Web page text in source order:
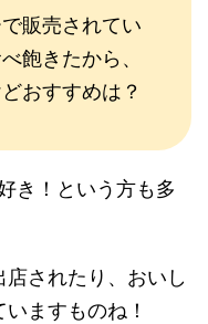
販売されてい
飽きたから、
おすすめは？
き！という方も多
されたり、おいし
ますものね！